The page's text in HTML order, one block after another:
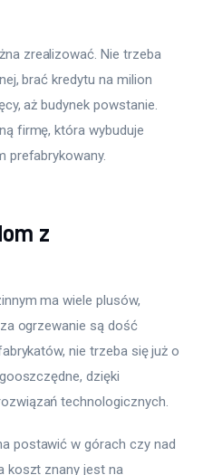
zrealizować. Nie trzeba
brać kredytu na milion
aż budynek powstanie.
firmę, która wybuduje
prefabrykowany.
z
ma wiele plusów,
ogrzewanie są dość
nie trzeba się już o
dzięki
technologicznych.
postawić w górach czy nad
koszt znany jest na